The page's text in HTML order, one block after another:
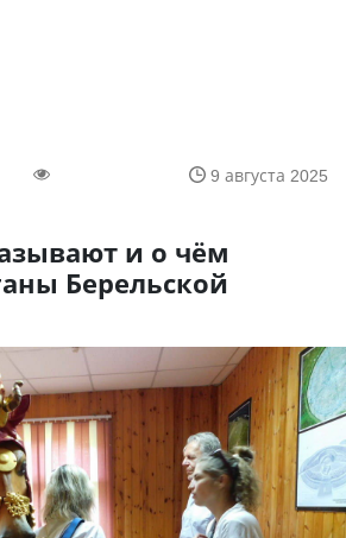
9 августа 2025
и о чём
Берельской